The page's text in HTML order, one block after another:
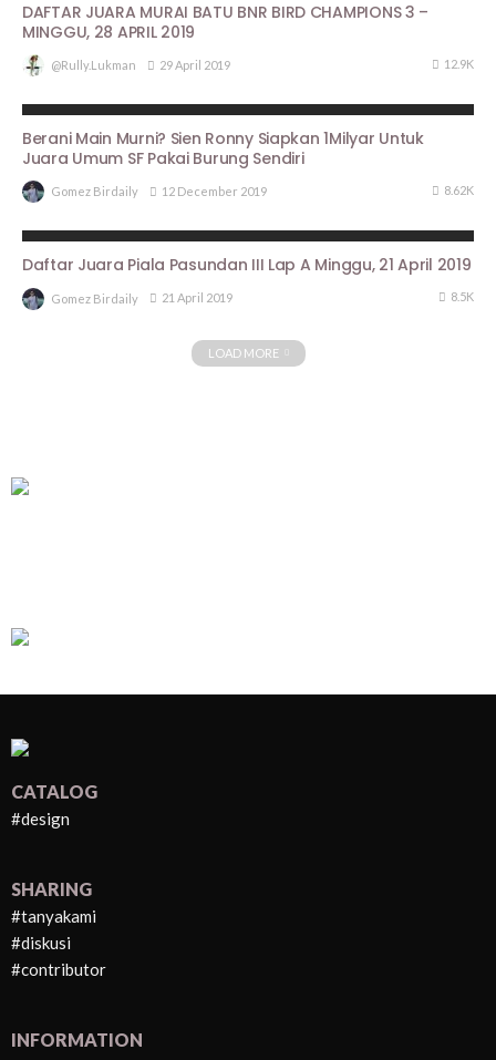
DAFTAR JUARA MURAI BATU BNR BIRD CHAMPIONS 3 –
MINGGU, 28 APRIL 2019
@rully.lukman 29 April 2019 12.9K
Berani Main Murni? Sien Ronny Siapkan 1Milyar Untuk
Juara Umum SF Pakai Burung Sendiri
Gomez Birdaily 12 December 2019 8.62K
Daftar Juara Piala Pasundan III Lap A Minggu, 21 April 2019
Gomez Birdaily 21 April 2019 8.5K
LOAD MORE
CATALOG
#design
SHARING
#tanyakami
#diskusi
#contributor
INFORMATION